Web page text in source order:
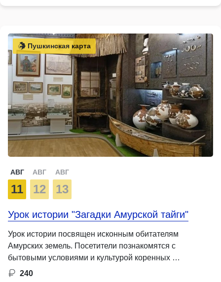
Пушкинская карта
АВГ
11
АВГ
12
АВГ
13
Урок истории "Загадки Амурской тайги"
Урок истории посвящен исконным обитателям
Амурских земель. Посетители познакомятся с
бытовыми условиями и культурой коренных …
240